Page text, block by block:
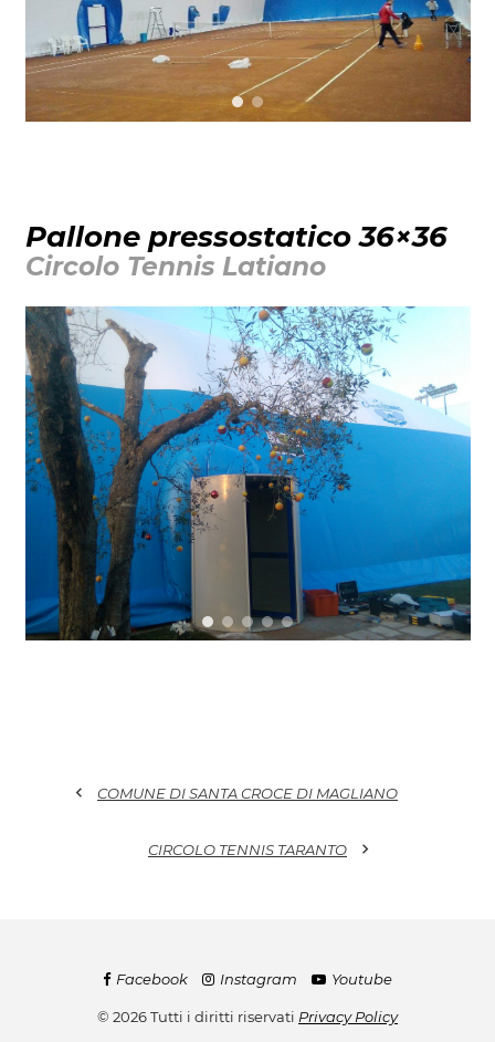
Pallone pressostatico 36×36
Circolo Tennis Latiano
COMUNE DI SANTA CROCE DI MAGLIANO
chevron_left
CIRCOLO TENNIS TARANTO chevron_right
Facebook Instagram Youtube
© 2026 Tutti i diritti riservati Privacy Policy